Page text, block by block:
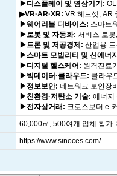
▶디스플레이 및 영상기기:
▶VR·AR·XR: VR 헤드셋, AR
▶웨어러블 디바이스: 스마트
▶로봇 및 자동화: 서비스 로
▶드론 및 저공경제: 산업용
▶스마트 모빌리티 및 신에너
▶디지털 헬스케어: 원격진료
▶빅데이터·클라우드: 클라우
▶정보보안: 네트워크 보안장
▶친환경·저탄소 기술: 에너지
▶전자상거래: 크로스보더 e-
60,000㎡, 500여개 업체 참가
https://www.sinoces.com/